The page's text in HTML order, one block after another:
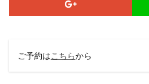
ご予約はこちらから